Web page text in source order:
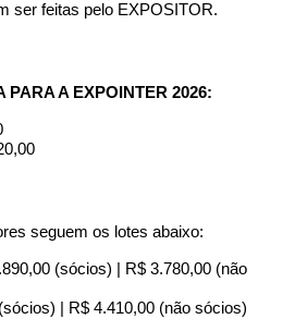
ser feitas pelo EXPOSITOR.
PARA A EXPOINTER 2026:
seguem os lotes abaixo:
(sócios) | R$ 3.780,00 (não
| R$ 4.410,00 (não sócios)